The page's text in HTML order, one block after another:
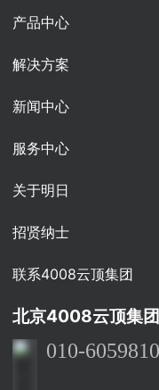
产品中心
解决方案
新闻中心
服务中心
关于明日
招贤纳士
联系4008云顶集团
北京4008云顶集
010-